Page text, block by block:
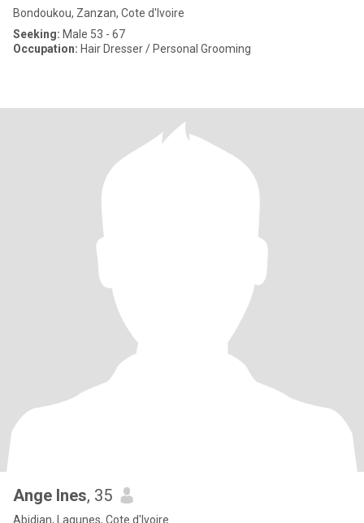
Bondoukou, Zanzan, Cote d'Ivoire
Seeking: Male 53 - 67
Occupation: Hair Dresser / Personal Grooming
Ange Ines, 35
Abidjan, Lagunes, Cote d'Ivoire